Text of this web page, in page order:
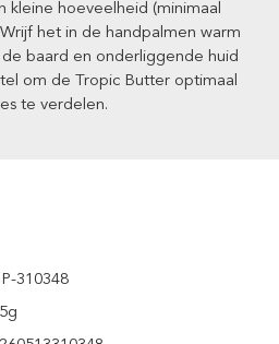
kleine hoeveelheid (minimaal
het in de handpalmen warm
baard en onderliggende huid
om de Tropic Butter optimaal
te verdelen.
310348